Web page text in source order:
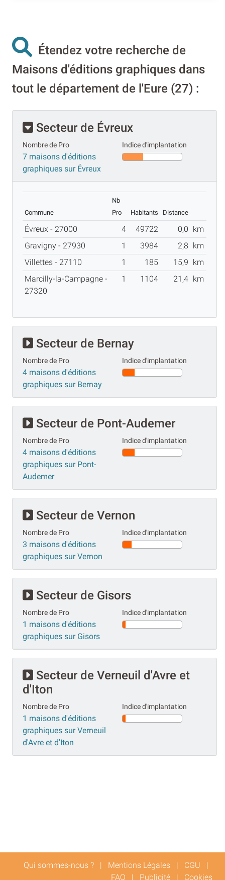
Étendez votre recherche de
Maisons d'éditions graphiques dans
tout le département de l'Eure (27) :
Secteur de Évreux
Nombre de Pro
7 maisons d'éditions
graphiques sur Évreux
Indice d'implantation
Commune
Nb
Pro
Habitants Distance
Évreux - 27000 4 49722 0,0
km
Gravigny - 27930
1 3984 2,8
km
Villettes - 27110
1 185 15,9
km
Marcilly-la-Campagne -
27320
1 1104 21,4 km
Secteur de Bernay
Nombre de Pro
4 maisons d'éditions
graphiques sur Bernay
Indice d'implantation
Secteur de Pont-Audemer
Nombre de Pro
4 maisons d'éditions
graphiques sur Pont-
Audemer
Indice d'implantation
Secteur de Vernon
Nombre de Pro
3 maisons d'éditions
graphiques sur Vernon
Indice d'implantation
Secteur de Gisors
Nombre de Pro
1 maisons d'éditions
graphiques sur Gisors
Indice d'implantation
Secteur de Verneuil d'Avre et
d'Iton
Nombre de Pro
1 maisons d'éditions
graphiques sur Verneuil
d'Avre et d'Iton
Indice d'implantation
Qui sommes-nous ? | Mentions Légales | CGU |
FAQ | Publicité | Cookies